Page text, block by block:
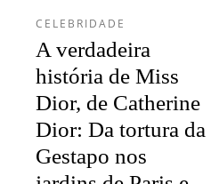
CELEBRIDADE
A verdadeira
história de Miss
Dior, de Catherine
Dior: Da tortura da
Gestapo nos